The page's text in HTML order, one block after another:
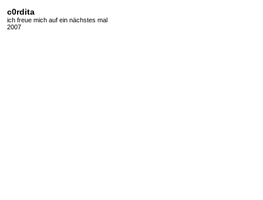
c0rdita
ich freue mich auf ein nächstes mal
2007